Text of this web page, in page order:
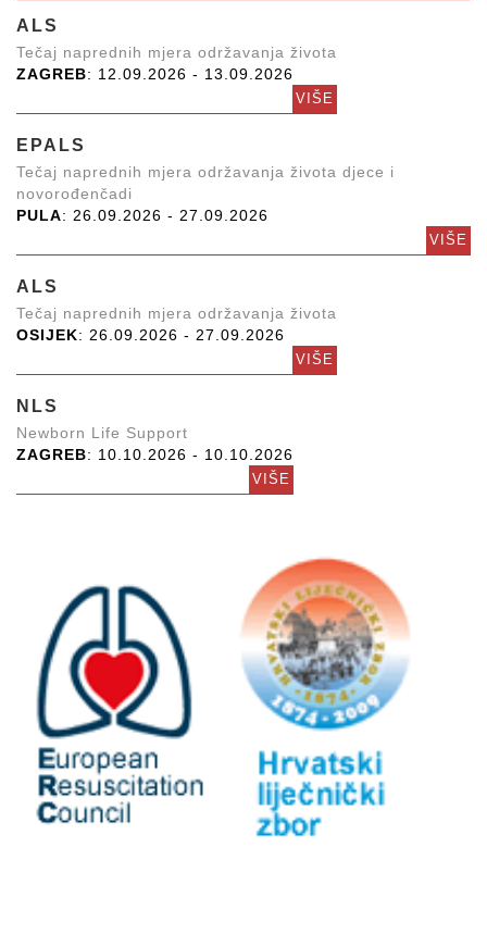
ALS
Tečaj naprednih mjera održavanja života
ZAGREB: 12.09.2026 - 13.09.2026
VIŠE
EPALS
Tečaj naprednih mjera održavanja života djece i
novorođenčadi
PULA: 26.09.2026 - 27.09.2026
VIŠE
ALS
Tečaj naprednih mjera održavanja života
OSIJEK: 26.09.2026 - 27.09.2026
VIŠE
NLS
Newborn Life Support
ZAGREB: 10.10.2026 - 10.10.2026
VIŠE